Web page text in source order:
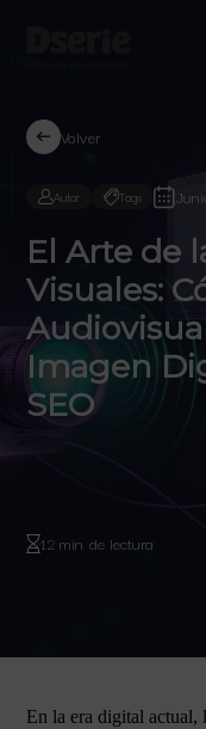
Volver
Autor Tags
El Arte de
Visuales:
Imagen
SEO
12 min de lectura
En la era digital actual,